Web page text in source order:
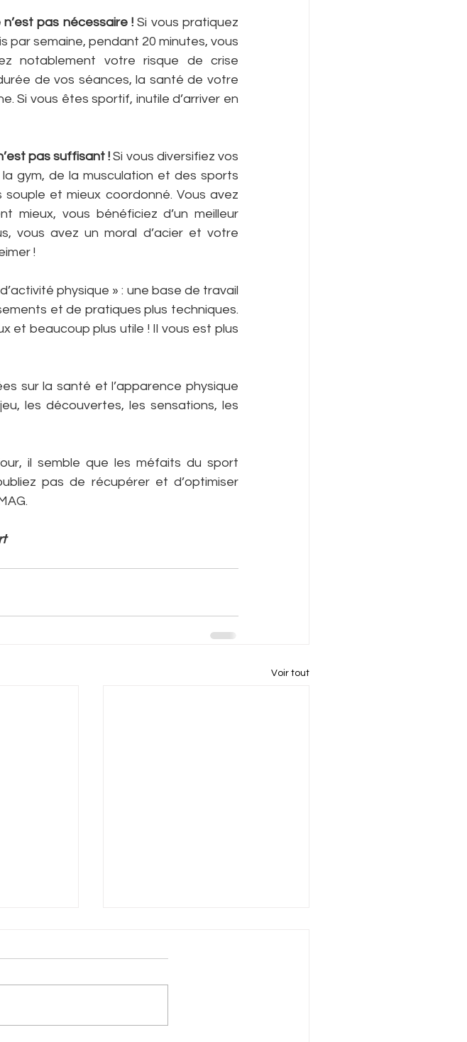
pas nécessaire ! Si vous pratiquez
par semaine, pendant 20 minutes, vous
notablement votre risque de crise
de vos séances, la santé de votre
Si vous êtes sportif, inutile d’arriver en
pas suffisant ! Si vous diversifiez vos
gym, de la musculation et des sports
et mieux coordonné. Vous avez
mieux, vous bénéficiez d’un meilleur
vous avez un moral d’acier et votre
!
physique » : une base de travail
et de pratiques plus techniques.
et beaucoup plus utile ! Il vous est plus
sur la santé et l’apparence physique
les découvertes, les sensations, les
il semble que les méfaits du sport
pas de récupérer et d’optimiser
Voir tout